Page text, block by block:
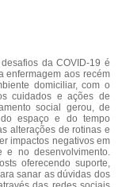
da COVID-19 é
enfermagem aos recém
domiciliar, com o
cuidados e ações de
social gerou, de
espaço e do tempo
alterações de rotinas e
impactos negativos em
e no desenvolvimento.
oferecendo suporte,
sanar as dúvidas dos